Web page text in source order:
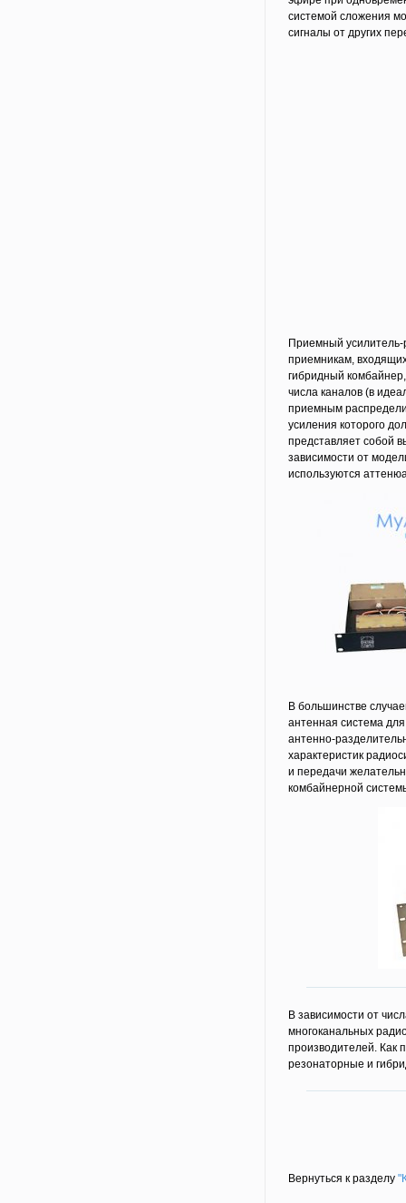
системой сложения
сигналы от других
Приемный усилитель-
приемникам,
гибридный
числа каналов (в
приемным
усиления которого
представляет собой
зависимости от
используются
В большинстве
антенная система
антенно-
характеристик
и передачи
комбайнерной
В зависимости от
многоканальных
производителей. Как
резонаторные и
Вернуться к разделу